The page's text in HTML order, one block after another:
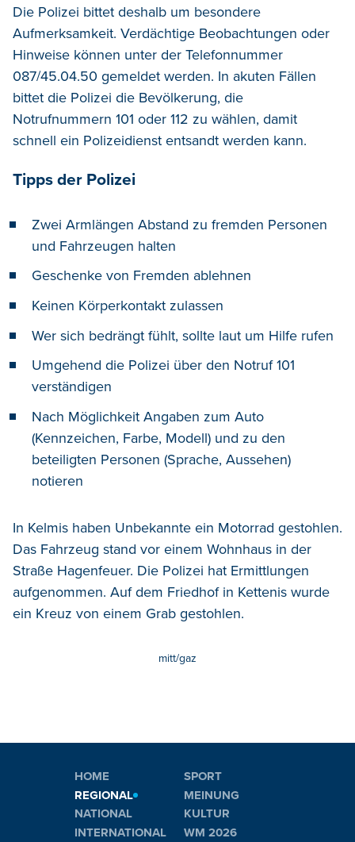
Die Polizei bittet deshalb um besondere
Aufmerksamkeit. Verdächtige Beobachtungen oder
Hinweise können unter der Telefonnummer
087/45.04.50 gemeldet werden. In akuten Fällen
bittet die Polizei die Bevölkerung, die
Notrufnummern 101 oder 112 zu wählen, damit
schnell ein Polizeidienst entsandt werden kann.
Tipps der Polizei
Zwei Armlängen Abstand zu fremden Personen
und Fahrzeugen halten
Geschenke von Fremden ablehnen
Keinen Körperkontakt zulassen
Wer sich bedrängt fühlt, sollte laut um Hilfe rufen
Umgehend die Polizei über den Notruf 101
verständigen
Nach Möglichkeit Angaben zum Auto
(Kennzeichen, Farbe, Modell) und zu den
beteiligten Personen (Sprache, Aussehen)
notieren
In Kelmis haben Unbekannte ein Motorrad gestohlen.
Das Fahrzeug stand vor einem Wohnhaus in der
Straße Hagenfeuer. Die Polizei hat Ermittlungen
aufgenommen. Auf dem Friedhof in Kettenis wurde
ein Kreuz von einem Grab gestohlen.
mitt/gaz
HOME
REGIONAL
NATIONAL
INTERNATIONAL
SPORT
MEINUNG
KULTUR
WM 2026